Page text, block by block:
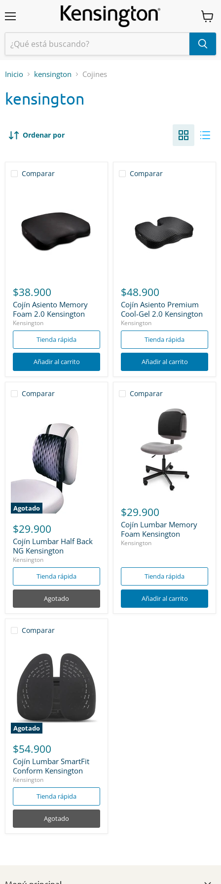
Ver
Inicio kensington Cojines
kensington
Ordenar por
Comparar
$38.900
Cojín Asiento Memory
Foam 2.0 Kensington
Kensington
Tienda rápida
Añadir al carrito
Comparar
$48.900
Cojín Asiento Premium
Cool-Gel 2.0 Kensington
Kensington
Tienda rápida
Añadir al carrito
Comparar
Agotado
$29.900
Cojín Lumbar Half Back
NG Kensington
Kensington
Tienda rápida
Agotado
Comparar
$29.900
Cojín Lumbar Memory
Foam Kensington
Kensington
Tienda rápida
Añadir al carrito
Comparar
Agotado
$54.900
Cojín Lumbar SmartFit
Conform Kensington
Kensington
Tienda rápida
Agotado